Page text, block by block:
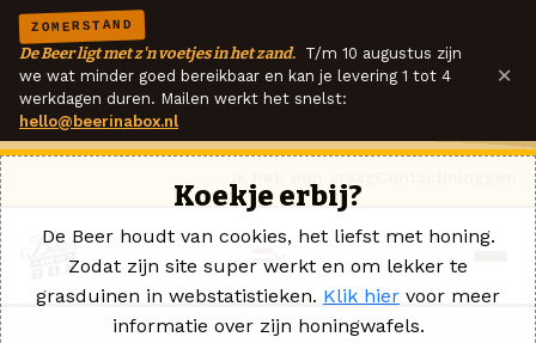
ZOMERSTAND
De Beer ligt met z'n voetjes in het zand. T/m 10 augustus zijn
we wat minder goed bereikbaar en kan je levering 1 tot 4
werkdagen duren. Mailen werkt het snelst:
hello@beerinabox.nl
×
Koekje erbij?
De Beer houdt van cookies, het liefst met honing.
Zodat zijn site super werkt en om lekker te
grasduinen in webstatistieken. Klik hier voor meer
informatie over zijn honingwafels.